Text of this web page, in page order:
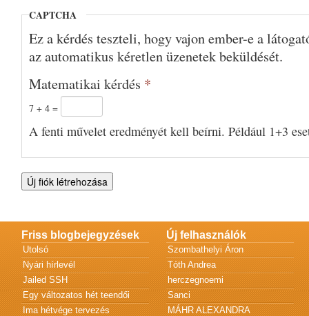
CAPTCHA
Ez a kérdés teszteli, hogy vajon ember-e a
az automatikus kéretlen üzenetek beküldését.
Matematikai kérdés *
7 + 4 =
A fenti művelet eredményét kell beírni. Például 1+3
Friss blogbejegyzések
Utolsó
Nyári hírlevél
Jailed SSH
Egy változatos hét teendői
Ima hétvége tervezés
Új felhasználók
Szombathelyi Áron
Tóth Andrea
herczegnoemi
Sanci
MÁHR ALEXANDRA